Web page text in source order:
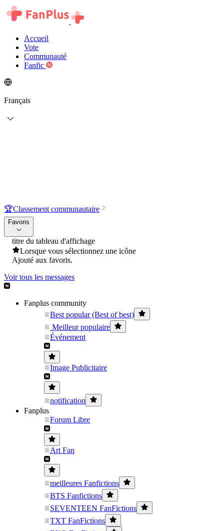
Accueil
Vote
Communauté
Fanfic
Français
🏆Classement communautaire
Favoris
titre du tableau d'affichage
Lorsque vous sélectionnez une icône
Ajouté aux favoris.
Voir tous les messages
Fanplus community
Best popular (Best of best)
Meilleur populaire
Événement
Image Publicitaire
notification
Fanplus
Forum Libre
Art Fan
meilleures Fanfictions
BTS Fanfictions
SEVENTEEN FanFictions
TXT FanFictions